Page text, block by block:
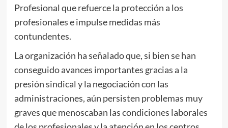
Profesional que refuerce la protección a los
profesionales e impulse medidas más
contundentes.
La organización ha señalado que, si bien se han
conseguido avances importantes gracias a la
presión sindical y la negociación con las
administraciones, aún persisten problemas muy
graves que menoscaban las condiciones laborales